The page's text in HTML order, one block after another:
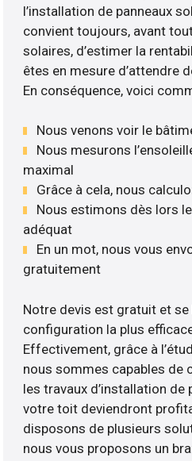
l’installation de panneaux
convient toujours, avant
solaires, d’estimer la
êtes en mesure d’attendre
En conséquence, voici
Nous venons voir le
Nous mesurons
maximal
Grâce à cela, nous
Nous estimons dès lors
adéquat
En un mot, nous vous
gratuitement
Notre devis est gratuit et se
configuration la plus
Effectivement, grâce à
nous sommes capables de
les travaux d’installation de
votre toit deviendront
disposons de plusieurs
nous vous proposons un